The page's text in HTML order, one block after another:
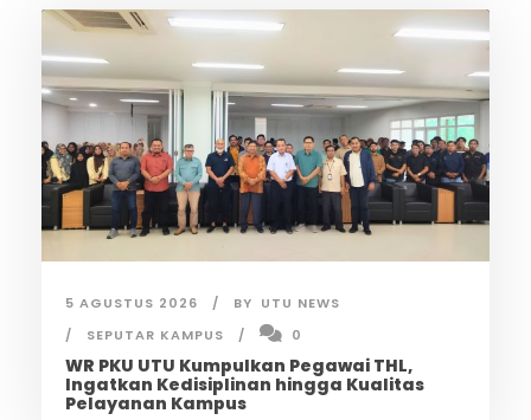
5 AGUSTUS 2026 BY UTU NEWS
SEPUTAR KAMPUS
0
WR PKU UTU Kumpulkan Pegawai THL,
Ingatkan Kedisiplinan hingga Kualitas
Pelayanan Kampus